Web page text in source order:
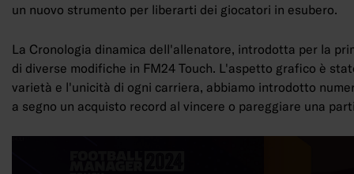
un nuovo strumento per liberarti dei giocatori in esubero.
La Cronologia dinamica dell'allenatore, introdotta per la
di diverse modifiche in FM24 Touch. L'aspetto grafico è
varietà e l'unicità di ogni carriera, abbiamo introdotto
a segno un acquisto record al vincere o pareggiare una